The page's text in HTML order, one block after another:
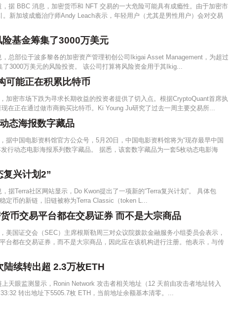
，据 BBC 消息，加密货币和 NFT 交易的一大危险可能具有成瘾性。由于加密市
。新加坡成瘾治疗师Andy Leach表示，年轻用户（尤其是男性用户）会对交易
基金筹集了3000万美元
，总部位于波多黎各的加密资产管理初创公司Ikigai Asset Management，为超过
3000万美元的风险投资。 该公司打算将风险资金用于其Ikig...
能正在积累比特币
加密市场下跌为寻求长期收益的投资者提供了切入点。根据CryptoQuant首席执
在正在通过做市商购买比特币。Ki Young Ju研究了过去一周主要交易所...
态海报数字藏品
据中国电影资料馆官方公众号，5月20日，中国电影资料馆将为“现存最早中国
行动态电影海报系列数字藏品。 据悉，该套数字藏品为一套5枚动态电影海
兴计划2”
据Terra社区网站显示，Do Kwon提出了一项新的“Terra复兴计划”。 具体包
定币的新链，旧链被称为Terra Classic（token L...
币交易平台都在交易证券 而不是大宗商品
美国证交会（SEC）主席根斯勒周三对众议院拨款金融服务小组委员会表示，
台都在交易证券，而不是大宗商品，因此应在该机构进行注册。他表示，与传
续转出超 2.3万枚ETH
天眼监测显示，Ronin Network 攻击者相关地址（12 天前由攻击者地址转入
转出地址下5505.7枚 ETH，当前地址余额基本清零。...